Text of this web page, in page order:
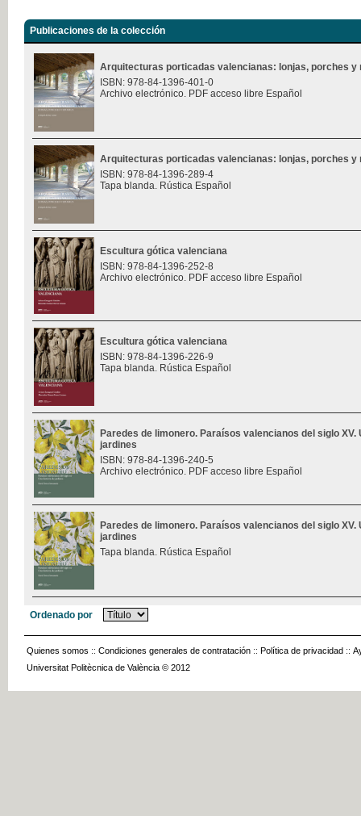
Publicaciones de la colección
Arquitecturas porticadas valencianas: lonjas, porches y
ISBN: 978-84-1396-401-0
Archivo electrónico. PDF acceso libre Español
Arquitecturas porticadas valencianas: lonjas, porches y
ISBN: 978-84-1396-289-4
Tapa blanda. Rústica Español
Escultura gótica valenciana
ISBN: 978-84-1396-252-8
Archivo electrónico. PDF acceso libre Español
Escultura gótica valenciana
ISBN: 978-84-1396-226-9
Tapa blanda. Rústica Español
Paredes de limonero. Paraísos valencianos del siglo XV.
jardines
ISBN: 978-84-1396-240-5
Archivo electrónico. PDF acceso libre Español
Paredes de limonero. Paraísos valencianos del siglo XV.
jardines
Tapa blanda. Rústica Español
Ordenado por
Quienes somos :: Condiciones generales de contratación :: Política de privacidad ::
Universitat Politècnica de València © 2012